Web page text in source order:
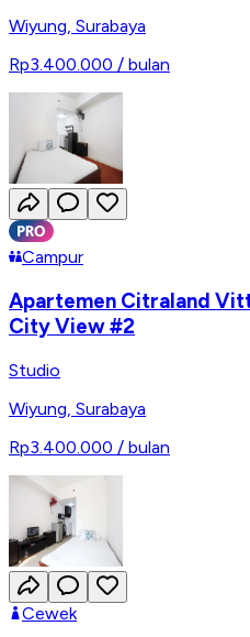
Wiyung, Surabaya
Rp3.400.000 / bulan
Campur
Apartemen Citraland
City View #2
Studio
Wiyung Surabaya
Rp3.400.000 / bulan
Cewek